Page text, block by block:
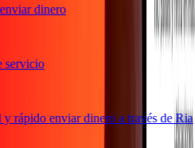
dinero
enviar dinero a través de Ria